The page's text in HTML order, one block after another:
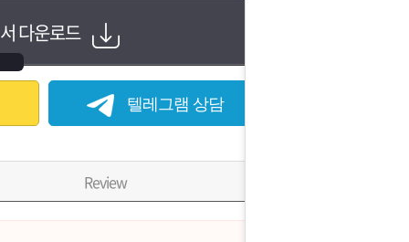
다운로드
텔레그램 상담
Review